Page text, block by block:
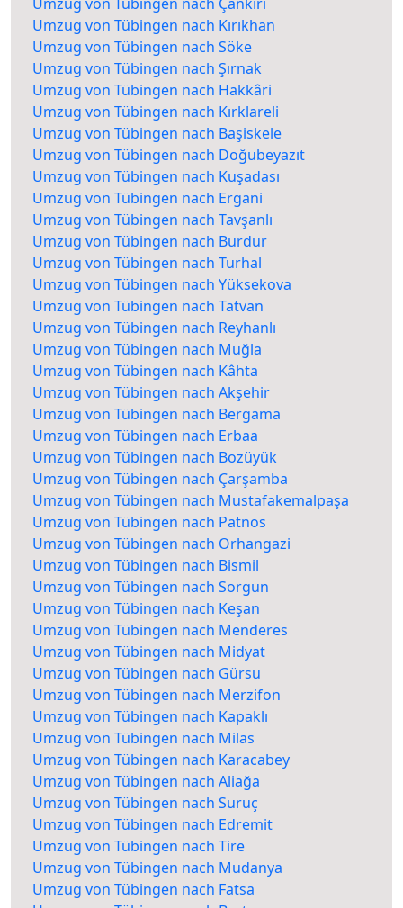
Umzug von Tübingen nach Kırıkhan
Umzug von Tübingen nach Söke
Umzug von Tübingen nach Şırnak
Umzug von Tübingen nach Hakkâri
Umzug von Tübingen nach Kırklareli
Umzug von Tübingen nach Başiskele
Umzug von Tübingen nach Doğubeyazıt
Umzug von Tübingen nach Kuşadası
Umzug von Tübingen nach Ergani
Umzug von Tübingen nach Tavşanlı
Umzug von Tübingen nach Burdur
Umzug von Tübingen nach Turhal
Umzug von Tübingen nach Yüksekova
Umzug von Tübingen nach Tatvan
Umzug von Tübingen nach Reyhanlı
Umzug von Tübingen nach Muğla
Umzug von Tübingen nach Kâhta
Umzug von Tübingen nach Akşehir
Umzug von Tübingen nach Bergama
Umzug von Tübingen nach Erbaa
Umzug von Tübingen nach Bozüyük
Umzug von Tübingen nach Çarşamba
Umzug von Tübingen nach Mustafakemalpaşa
Umzug von Tübingen nach Patnos
Umzug von Tübingen nach Orhangazi
Umzug von Tübingen nach Bismil
Umzug von Tübingen nach Sorgun
Umzug von Tübingen nach Keşan
Umzug von Tübingen nach Menderes
Umzug von Tübingen nach Midyat
Umzug von Tübingen nach Gürsu
Umzug von Tübingen nach Merzifon
Umzug von Tübingen nach Kapaklı
Umzug von Tübingen nach Milas
Umzug von Tübingen nach Karacabey
Umzug von Tübingen nach Aliağa
Umzug von Tübingen nach Suruç
Umzug von Tübingen nach Edremit
Umzug von Tübingen nach Tire
Umzug von Tübingen nach Mudanya
Umzug von Tübingen nach Fatsa